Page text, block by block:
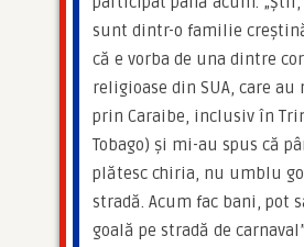
sunt dintr-o familie
că e vorba de una dintre
religioase din SUA, care
prin Caraibe, inclusiv în
Tobago) și mi-au spus că
plătesc chiria, nu umblu
stradă. Acum fac bani, pot
goală pe stradă de